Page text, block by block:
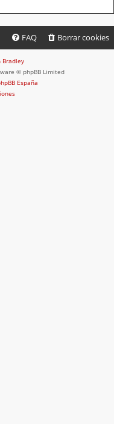
Borrar cookies
FAQ
Bradley
© phpBB Limited
España